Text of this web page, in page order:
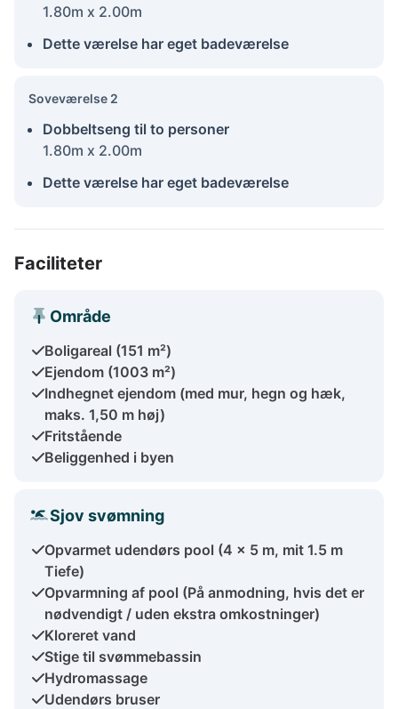
1.80m x 2.00m
Dette værelse har eget badeværelse
Soveværelse 2
Dobbeltseng til to personer
1.80m x 2.00m
Dette værelse har eget badeværelse
Faciliteter
Område
Boligareal (151 m²)
Ejendom (1003 m²)
Indhegnet ejendom (med mur, hegn og hæk,
maks. 1,50 m høj)
Fritstående
Beliggenhed i byen
Sjov svømning
Opvarmet udendørs pool (4 x 5 m, mit 1.5 m
Tiefe)
Opvarmning af pool (På anmodning, hvis det er
nødvendigt / uden ekstra omkostninger)
Kloreret vand
Stige til svømmebassin
Hydromassage
Udendørs bruser